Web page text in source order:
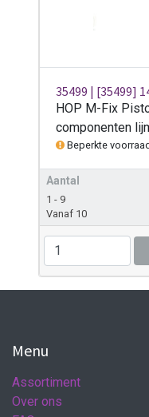
35499 | [35499]
HOP M-Fix
componenten
Beperkte
Aantal
1 - 9
Vanaf 10
Menu
Assortiment
Over ons